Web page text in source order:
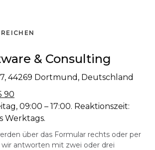
& Consulting
44269 Dortmund, Deutschland
90
09:00 – 17:00. Reaktionszeit:
Werktags.
über das Formular rechts oder per
antworten mit zwei oder drei